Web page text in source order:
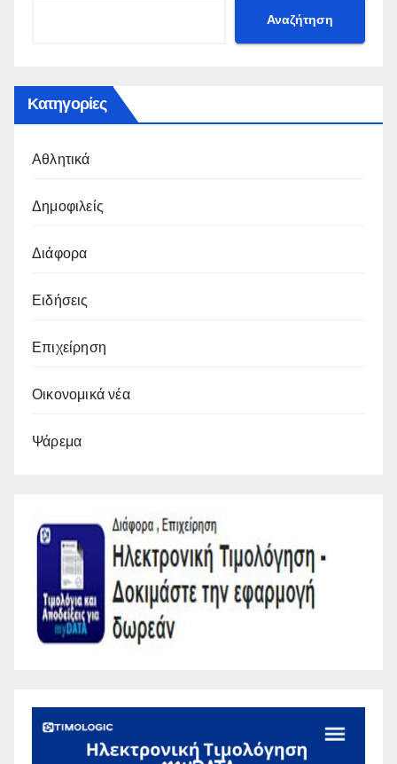
Αναζήτηση
Κατηγορίες
Αθλητικά
Δημοφιλείς
Διάφορα
Ειδήσεις
Επιχείρηση
Οικονομικά νέα
Ψάρεμα